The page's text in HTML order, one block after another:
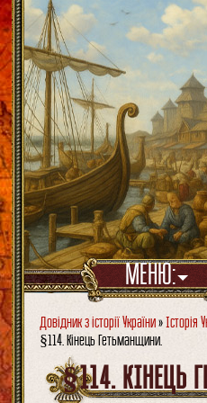
МЕНЮ:
Довідник з історії України»Історія
§114. Кінець Гетьманщини.
§114. КІНЕЦЬ